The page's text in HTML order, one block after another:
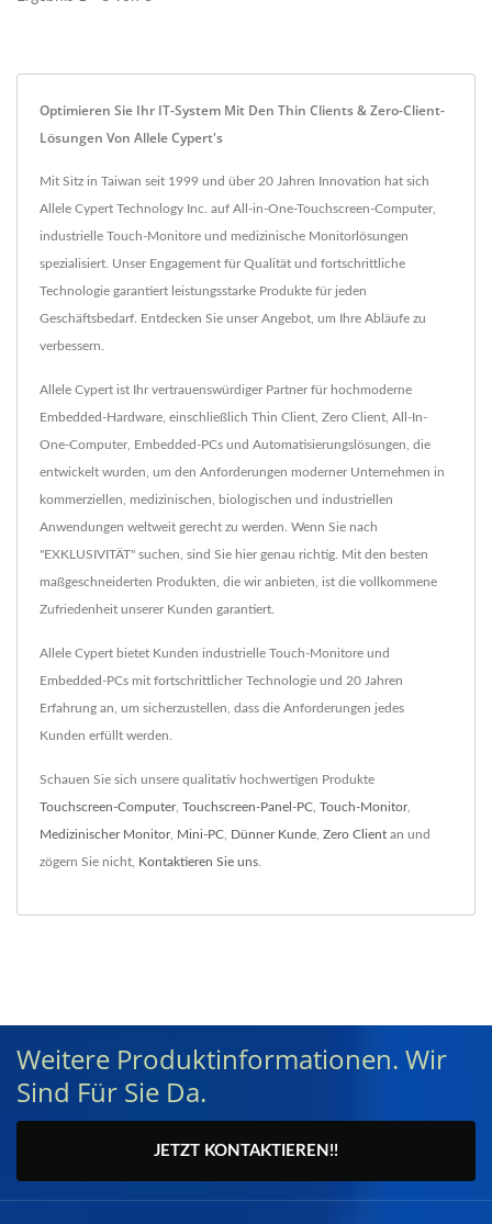
Optimieren Sie Ihr IT-System Mit Den Thin Clients & Zero-Client-
Lösungen Von Allele Cypert's
Mit Sitz in Taiwan seit 1999 und über 20 Jahren Innovation hat sich
Allele Cypert Technology Inc. auf All-in-One-Touchscreen-Computer,
industrielle Touch-Monitore und medizinische Monitorlösungen
spezialisiert. Unser Engagement für Qualität und fortschrittliche
Technologie garantiert leistungsstarke Produkte für jeden
Geschäftsbedarf. Entdecken Sie unser Angebot, um Ihre Abläufe zu
verbessern.
Allele Cypert ist Ihr vertrauenswürdiger Partner für hochmoderne
Embedded-Hardware, einschließlich Thin Client, Zero Client, All-In-
One-Computer, Embedded-PCs und Automatisierungslösungen, die
entwickelt wurden, um den Anforderungen moderner Unternehmen in
kommerziellen, medizinischen, biologischen und industriellen
Anwendungen weltweit gerecht zu werden. Wenn Sie nach
"EXKLUSIVITÄT" suchen, sind Sie hier genau richtig. Mit den besten
maßgeschneiderten Produkten, die wir anbieten, ist die vollkommene
Zufriedenheit unserer Kunden garantiert.
Allele Cypert bietet Kunden industrielle Touch-Monitore und
Embedded-PCs mit fortschrittlicher Technologie und 20 Jahren
Erfahrung an, um sicherzustellen, dass die Anforderungen jedes
Kunden erfüllt werden.
Schauen Sie sich unsere qualitativ hochwertigen Produkte
Touchscreen-Computer, Touchscreen-Panel-PC Touch-Monitor,
Medizinischer Monitor, Mini-PC Dünner Kunde Zero Client an und
zögern Sie nicht, Kontaktieren Sie uns
Weitere Produktinformationen. Wir
Sind Für Sie Da.
JETZT KONTAKTIEREN!!